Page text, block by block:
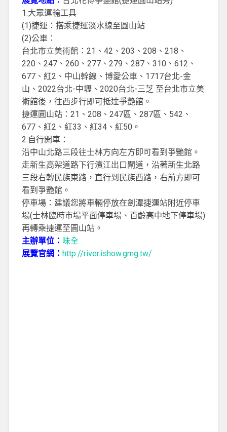
1.大眾運輸工具
(1)捷運：搭乘捷運淡水線至圓山站
(2)公車：
台北市立美術館：21、42、203、208、218、
220、247、260、277、279、287、310、612、
677、紅2、中山幹線、博愛公車、1717台北-金
山、2022台北-中壢、2020台北-三芝 至台北市立美
術館後，往西步行即可抵達爭艷館。
捷運圓山站：21、208、247區、287區、542、
677、紅2、紅33、紅34、紅50。
2.自行開車：
沿中山北路三段往士林方向左方即可看到爭艷館。
走新生高架道路下行濱江出口閘道，沿著新生北路
三段右轉民族東路，直行到民族西路，右前方即可
看到爭艷館。
停車場：建議您將車輛停放在劍潭捷運站附近停車
場(士林臨時市場平面停車場、百齡高中地下停車場)
再轉乘捷運至圓山站。
主辦單位： 味全
展覽官網： http://river.ishow.gmg.tw/